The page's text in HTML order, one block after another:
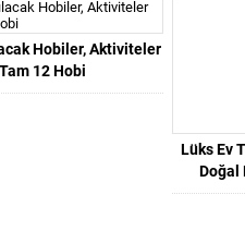
Hobiler, Aktiviteler
Tam 12 Hobi
Lüks Ev
Doğal